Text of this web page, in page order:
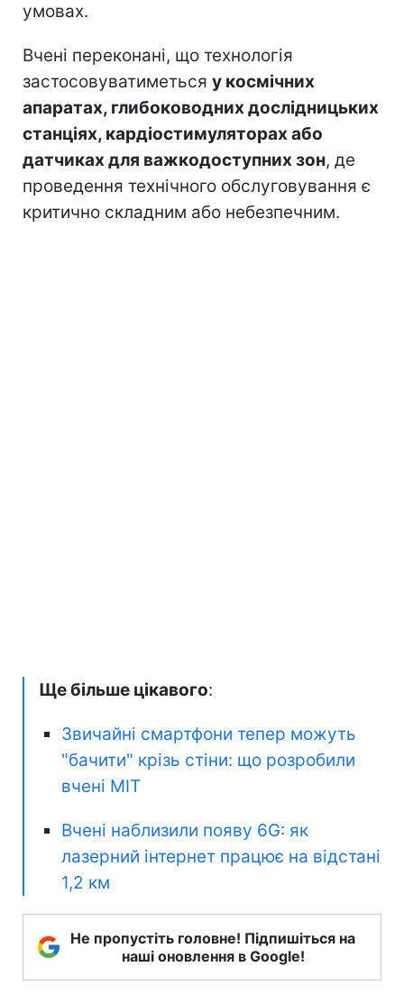
умовах.
Вчені переконані, що технологія
застосовуватиметься у космічних
апаратах, глибоководних дослідницьких
станціях, кардіостимуляторах або
датчиках для важкодоступних зон, де
проведення технічного обслуговування є
критично складним або небезпечним.
Ще більше цікавого:
Звичайні смартфони тепер можуть
"бачити" крізь стіни: що розробили
вчені MIT
Вчені наблизили появу 6G: як
лазерний інтернет працює на відстані
1,2 км
Не пропустіть головне! Підпишіться на
наші оновлення в Google!